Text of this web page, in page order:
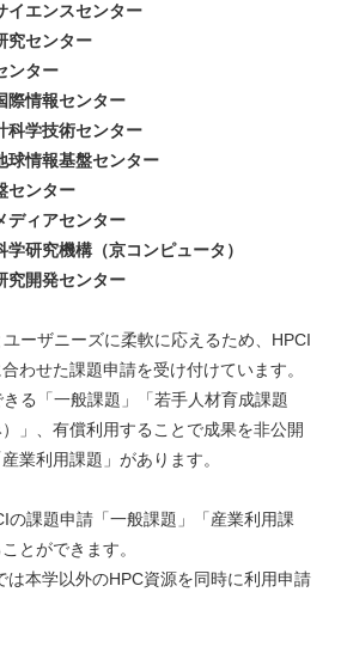
エンスセンター
究センター
ンター
情報センター
学技術センター
情報基盤センター
センター
ィアセンター
研究機構（京コンピュータ）
開発センター
ーザニーズに柔軟に応えるため、HPCI
わせた課題申請を受け付けています。
る「一般課題」「若手人材育成課題
）」、有償利用することで成果を非公開
業利用課題」があります。
の課題申請「一般課題」「産業利用課
とができます。
は本学以外のHPC資源を同時に利用申請